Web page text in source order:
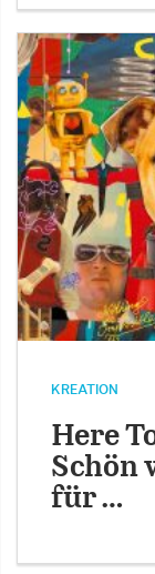
KREATION
Here
Schön
für …